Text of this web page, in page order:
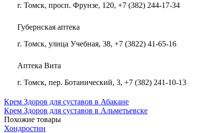
г. Томск, просп. Фрунзе, 120, +7 (382) 244-17-34
Губернская аптека
г. Томск, улица Учебная, 38, +7 (3822) 41-65-16
Аптека Вита
г. Томск, пер. Ботанический, 3, +7 (382) 241-10-13
Крем Здоров для суставов в Абакане
Крем Здоров для суставов в Альметьевске
Похожие товары
Хондростин